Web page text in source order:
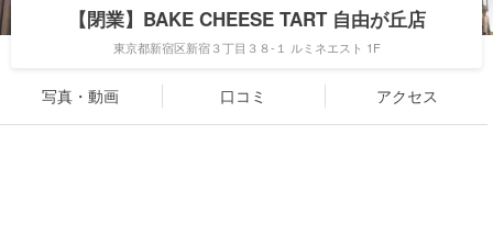
【閉業】BAKE CHEESE TART 自由が丘店
東京都新宿区新宿３丁目３８-１ ルミネエスト 1F
写真・動画 口コミ アクセス